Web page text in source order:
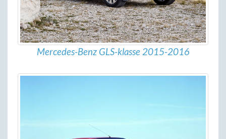
Mercedes-Benz GLS-klasse 2015-2016